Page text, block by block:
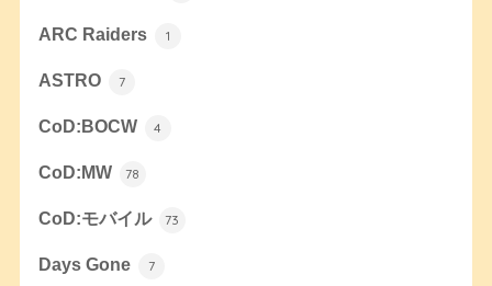
ARC Raiders 1
ASTRO 7
CoD:BOCW 4
CoD:MW 78
CoD:モバイル 73
Days Gone 7